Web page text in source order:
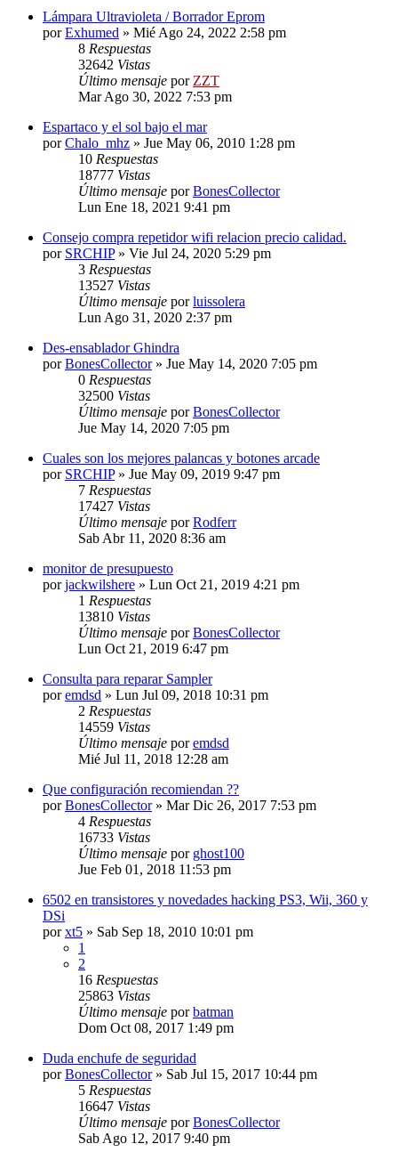
Lámpara Ultravioleta / Borrador Eprom
porExhumed » Mié Ago 24, 2022 2:58 pm
8 Respuestas
32642 Vistas
Último mensaje por ZZT
Mar Ago 30, 2022 7:53 pm
Espartaco y el sol bajo el mar
porChalo_mhz » Jue May 06, 2010 1:28 pm
10 Respuestas
18777 Vistas
Último mensaje porBonesCollector
Lun Ene 18, 2021 9:41 pm
Consejo compra repetidor wifi relacion precio calidad.
por SRCHIP» Vie Jul 24, 2020 5:29 pm
3 Respuestas
13527 Vistas
Último mensaje porluissolera
Lun Ago 31, 2020 2:37 pm
Des-ensablador Ghindra
porBonesCollector» Jue May 14, 2020 7:05 pm
0 Respuestas
32500 Vistas
Último mensaje porBonesCollector
Jue May 14, 2020 7:05 pm
Cuales son los mejores palancas y botones arcade
por SRCHIP» Jue May 09, 2019 9:47 pm
7 Respuestas
17427 Vistas
Último mensaje porRodferr
Sab Abr 11, 2020 8:36 am
monitor de presupuesto
porjackwilshere » Lun Oct 21, 2019 4:21 pm
1 Respuestas
13810 Vistas
Último mensaje porBonesCollector
Lun Oct 21, 2019 6:47 pm
Consulta para reparar Sampler
poremdsd » Lun Jul 09, 2018 10:31 pm
2 Respuestas
14559 Vistas
Último mensaje poremdsd
Mié Jul 11, 2018 12:28 am
Que configuración recomiendan ??
porBonesCollector» Mar Dic 26, 2017 7:53 pm
4 Respuestas
16733 Vistas
Último mensaje por ghost100
Jue Feb 01, 2018 11:53 pm
6502 en transistores y novedades hacking PS3, Wii, 360 y
DSi
porxt5 » Sab Sep 18, 2010 10:01 pm
1
2
16 Respuestas
25863 Vistas
Último mensaje porbatman
Dom Oct 08, 2017 1:49 pm
Duda enchufe de seguridad
porBonesCollector» Sab Jul 15, 2017 10:44 pm
5 Respuestas
16647 Vistas
Último mensaje porBonesCollector
Sab Ago 12, 2017 9:40 pm